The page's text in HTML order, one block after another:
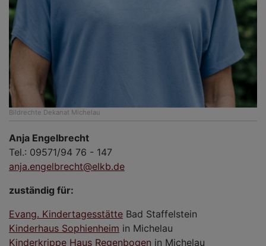
Bildrechte Dekanat Michelau
Anja Engelbrecht
Tel.: 09571/94 76 - 147
anja.engelbrecht@elkb.de
zuständig für:
Evang. Kindertagesstätte Bad Staffelstein
Kinderhaus Sophienheim in Michelau
Kinderkrippe Haus Regenbogen in Michelau